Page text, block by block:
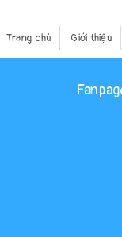
Trang chủ Giới thiệu